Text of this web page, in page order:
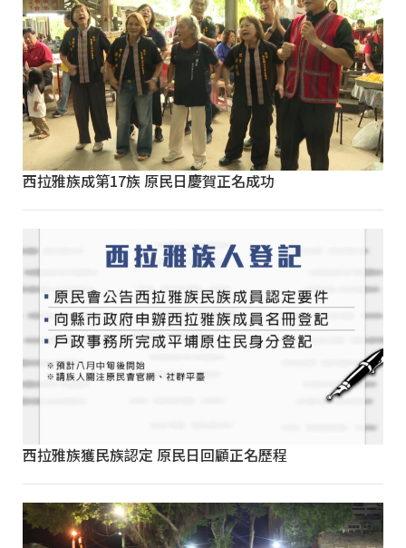
西拉雅族成第17族 原民日慶賀正名成功
西拉雅族獲民族認定 原民日回顧正名歷程